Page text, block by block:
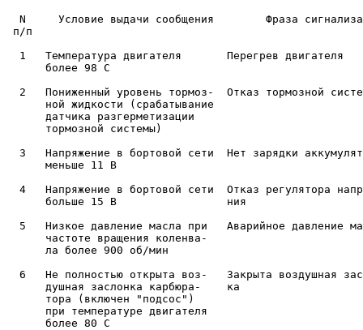
  N	Условие выдачи сообщения	Фраза сигнализации	Кол-во
п/п								сообщений
1   Температура двигателя       Перегрев двигателя
      более 98 С
2   Пониженный уровень тормоз-  Отказ тормозной
      ной жидкости (срабатывание
      датчика разгерметизации
      тормозной системы)
3   Напряжение в бортовой сети  Нет зарядки
      меньше 11 В
4   Напряжение в бортовой сети  Отказ регулятора
      больше 15 В                 ния
5   Низкое давление масла при   Аварийное давление
      частоте вращения коленва-
      ла более 900 об/мин
6   Не полностью открыта воз-   Закрыта воздушная
      душная заслонка карбюра-    ка
      тора (включен "подсос")
      при температуре двигателя
      более 80 С